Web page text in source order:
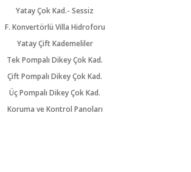
Yatay Çok Kad.- Sessiz
F. Konvertörlü Villa Hidroforu
Yatay Çift Kademeliler
Tek Pompalı Dikey Çok Kad.
Çift Pompalı Dikey Çok Kad.
Üç Pompalı Dikey Çok Kad.
Koruma ve Kontrol Panoları